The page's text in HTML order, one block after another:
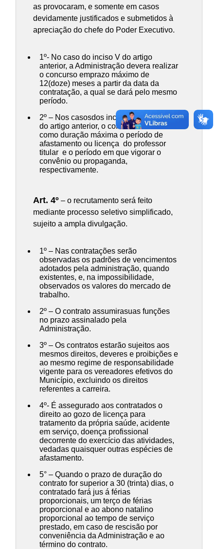
as provocaram, e somente em casos
devidamente justificados e submetidos à
apreciação do chefe do Poder Executivo.
1º- No caso do inciso V do artigo
anterior, a Administração devera realizar
o concurso emprazo máximo de
12(doze) meses a partir da data da
contratação, a qual se dará pelo mesmo
período.
2º – Nos casosdos incisos VIII, X e XI
do artigo anterior, o contrato deverá ter
como duração máxima o período de
afastamento ou licença do professor
titular e o período em que vigorar o
convênio ou propaganda,
respectivamente.
Art. 4º – o recrutamento será feito
mediante processo seletivo simplificado,
sujeito a ampla divulgação.
1º – Nas contratações serão
observadas os padrões de vencimentos
adotados pela administração, quando
existentes, e, na impossibilidade,
observados os valores do mercado de
trabalho.
2º – O contrato assumirasuas funções
no prazo assinalado pela
Administração.
3º – Os contratos estarão sujeitos aos
mesmos direitos, deveres e proibições e
ao mesmo regime de responsabilidade
vigente para os vereadores efetivos do
Município, excluindo os direitos
referentes a carreira.
4º- É assegurado aos contratados o
direito ao gozo de licença para
tratamento da própria saúde, acidente
em serviço, doença profissional
decorrente do exercício das atividades,
vedadas quaisquer outras espécies de
afastamento.
5° – Quando o prazo de duração do
contrato for superior a 30 (trinta) dias, o
contratado fará jus á férias
proporcionais, um terço de férias
proporcional e ao abono natalino
proporcional ao tempo de serviço
prestado, em caso de rescisão por
conveniência da Administração e ao
término do contrato.